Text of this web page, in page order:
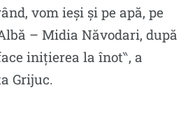
vom ieși și pe apă, pe
– Midia Năvodari, după
inițierea la înot‶, a
Grijuc.